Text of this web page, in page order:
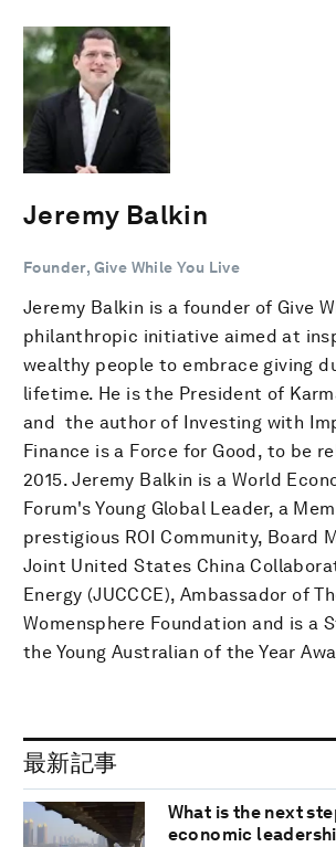
Jeremy Balkin
Founder, Give While You Live
Jeremy Balkin is a founder of Give
philanthropic initiative aimed at
wealthy people to embrace giving
lifetime. He is the President of
and the author of Investing with
Finance is a Force for Good, to be
2015. Jeremy Balkin is a World
Forum's Young Global Leader, a
prestigious ROI Community, Board
Joint United States China
Energy (JUCCCE), Ambassador of
Womensphere Foundation and is a
the Young Australian of the Year
最新記事
What is the next
economic